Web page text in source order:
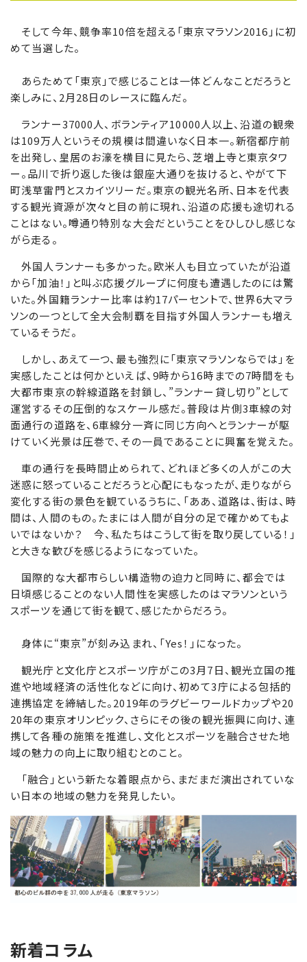
そして今年、競争率10倍を超える「東京マラソン2016」に初
めて当選した。
あらためて「東京」で感じることは一体どんなことだろうと
楽しみに、2月28日のレースに臨んだ。
ランナー37000人、ボランティア10000人以上、沿道の観衆
は109万人というその規模は間違いなく日本一。新宿都庁前
を出発し、皇居のお濠を横目に見たら、芝増上寺と東京タワ
ー。品川で折り返した後は銀座大通りを抜けると、やがて下
町浅草雷門とスカイツリーだ。東京の観光名所、日本を代表
する観光資源が次々と目の前に現れ、沿道の応援も途切れる
ことはない。噂通り特別な大会だということをひしひし感じな
がら走る。
外国人ランナーも多かった。欧米人も目立っていたが沿道
から「加油！」と叫ぶ応援グループに何度も遭遇したのには驚
いた。外国籍ランナー比率は約17パーセントで、世界6大マラ
ソンの一つとして全大会制覇を目指す外国人ランナーも増え
ているそうだ。
しかし、あえて一つ、最も強烈に「東京マラソンならでは」を
実感したことは何かといえば、9時から16時までの7時間をも
大都市東京の幹線道路を封鎖し、”ランナー貸し切り”として
運営するその圧倒的なスケール感だ。普段は片側3車線の対
面通行の道路を、6車線分一斉に同じ方向へとランナーが駆
けていく光景は圧巻で、その一員であることに興奮を覚えた。
車の通行を長時間止められて、どれほど多くの人がこの大
迷惑に怒っていることだろうと心配にもなったが、走りながら
変化する街の景色を観ているうちに、「ああ、道路は、街は、時
間は、人間のもの。たまには人間が自分の足で確かめてもよ
いではないか？ 今、私たちはこうして街を取り戻している！」
と大きな歓びを感じるようになっていた。
国際的な大都市らしい構造物の迫力と同時に、都会では
日頃感じることのない人間性を実感したのはマラソンという
スポーツを通じて街を観て、感じたからだろう。
身体に“東京”が刻み込まれ、「Yes！」になった。
観光庁と文化庁とスポーツ庁がこの3月7日、観光立国の推
進や地域経済の活性化などに向け、初めて3庁による包括的
連携協定を締結した。2019年のラグビーワールドカップや20
20年の東京オリンピック、さらにその後の観光振興に向け、連
携して各種の施策を推進し、文化とスポーツを融合させた地
域の魅力の向上に取り組むとのこと。
「融合」という新たな着眼点から、まだまだ演出されていな
い日本の地域の魅力を発見したい。
新着コラム